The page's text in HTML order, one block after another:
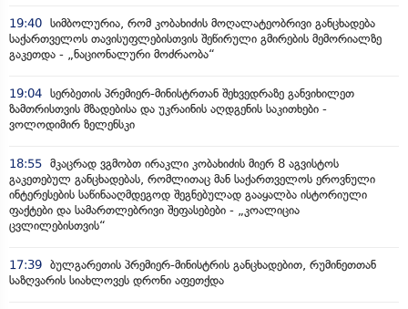
19:40 სიმბოლურია, რომ კობახიძის მოღალატეობრივი განცხადება
საქართველოს თავისუფლებისთვის შეწირული გმირების მემორიალზე
გაკეთდა - „ნაციონალური მოძრაობა“
19:04 სერბეთის პრემიერ-მინისტრთან შეხვედრაზე განვიხილეთ
ზამთრისთვის მზადებისა და უკრაინის აღდგენის საკითხები -
ვოლოდიმირ ზელენსკი
18:55 მკაცრად ვგმობთ ირაკლი კობახიძის მიერ 8 აგვისტოს
გაკეთებულ განცხადებას, რომლითაც მან საქართველოს ეროვნული
ინტერესების საწინააღმდეგოდ შეგნებულად გააყალბა ისტორიული
ფაქტები და სამართლებრივი შეფასებები - „კოალიცია
ცვლილებისთვის“
17:39 ბულგარეთის პრემიერ-მინისტრის განცხადებით, რუმინეთთან
საზღვარის სიახლოვეს დრონი აფეთქდა